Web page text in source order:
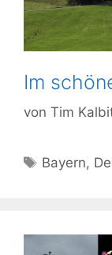
Im
von Tim
Bayern,